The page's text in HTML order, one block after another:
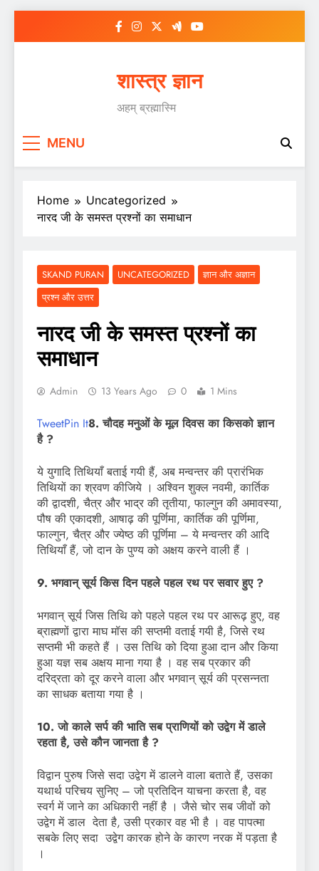
शास्त्र ज्ञान
अहम् ब्रह्मास्मि
MENU
Home
Uncategorized
नारद जी के समस्त प्रश्नों का समाधान
SKAND PURAN UNCATEGORIZED
ज्ञान और अज्ञान
प्रश्न और उत्तर
नारद जी के समस्त प्रश्नों का
समाधान
Admin 13 Years Ago 0 1 Mins
TweetPin It8. चौदह मनुओं के मूल दिवस का किसको ज्ञान
है ?
ये युगादि तिथियाँ बताई गयी हैं, अब मन्वन्तर की प्रारंभिक
तिथियों का श्रवण कीजिये । अश्विन शुक्ल नवमी, कार्तिक
की द्वादशी, चैत्र और भाद्र की तृतीया, फाल्गुन की अमावस्या,
पौष की एकादशी, आषाढ़ की पूर्णिमा, कार्तिक की पूर्णिमा,
फाल्गुन, चैत्र और ज्येष्ठ की पूर्णिमा – ये मन्वन्तर की आदि
तिथियाँ हैं, जो दान के पुण्य को अक्षय करने वाली हैं ।
9. भगवान् सूर्य किस दिन पहले पहल रथ पर सवार हुए ?
भगवान् सूर्य जिस तिथि को पहले पहल रथ पर आरूढ़ हुए, वह
ब्राह्मणों द्वारा माघ मॉस की सप्तमी वताई गयी है, जिसे रथ
सप्तमी भी कहते हैं । उस तिथि को दिया हुआ दान और किया
हुआ यज्ञ सब अक्षय माना गया है । वह सब प्रकार की
दरिद्रता को दूर करने वाला और भगवान् सूर्य की प्रसन्नता
का साधक बताया गया है ।
10. जो काले सर्प की भाति सब प्राणियों को उद्वेग में डाले
रहता है, उसे कौन जानता है ?
विद्वान पुरुष जिसे सदा उद्वेग में डालने वाला बताते हैं, उसका
यथार्थ परिचय सुनिए – जो प्रतिदिन याचना करता है, वह
स्वर्ग में जाने का अधिकारी नहीं है । जैसे चोर सब जीवों को
उद्वेग में डाल देता है, उसी प्रकार वह भी है । वह पापत्मा
सबके लिए सदा उद्वेग कारक होने के कारण नरक में पड़ता है
।